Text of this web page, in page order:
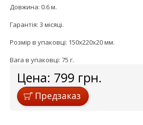
Довжина: 0.6 м.
Гарантія: 3 місяці.
Розмір в упаковці: 150х220х20 мм.
Вага в упаковці: 75 г.
Цена: 799 грн.
Предзаказ